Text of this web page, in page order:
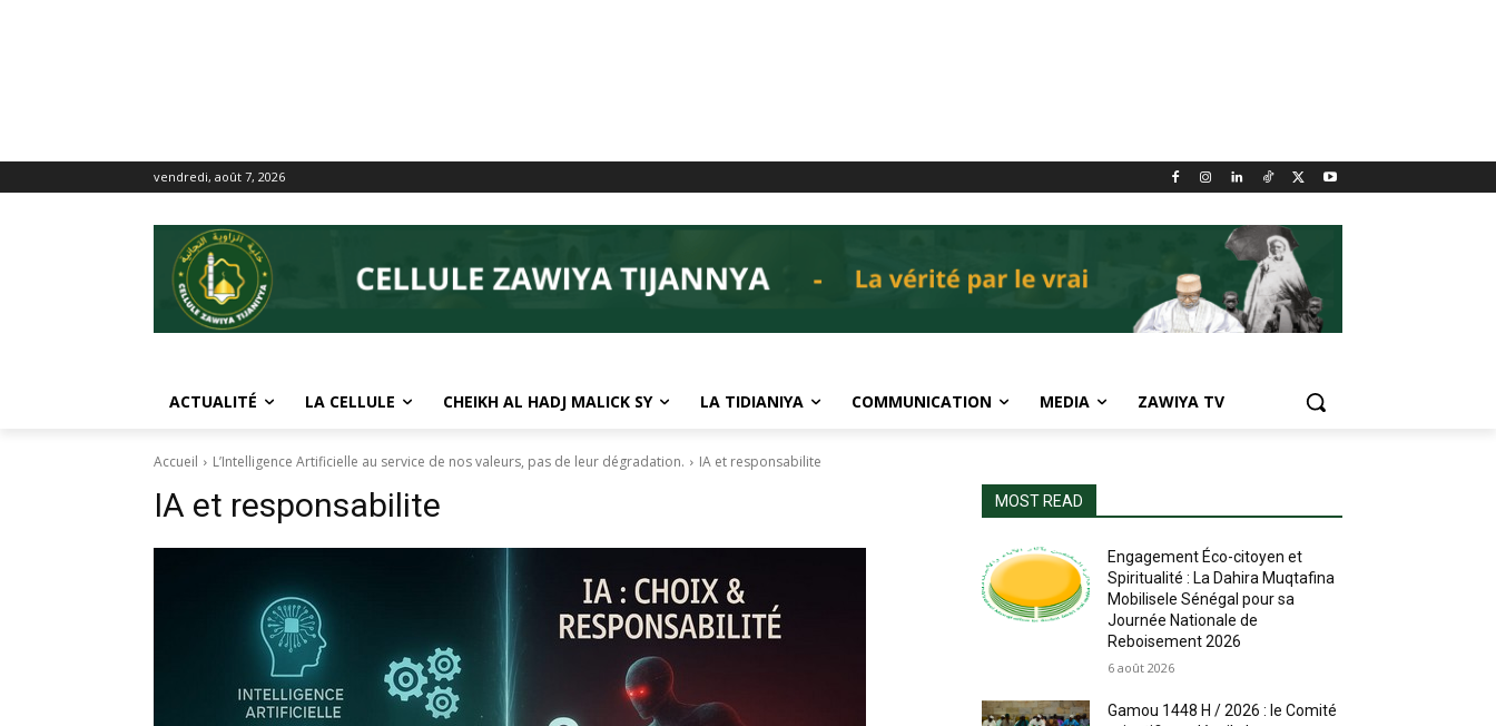
vendredi, août 7, 2026
ACTUALITÉ LA CELLULE CHEIKH AL HADJ MALICK SY LA TIDIANIYA COMMUNICATION MEDIA ZAWIYA TV
Accueil L’Intelligence Artificielle au service de nos valeurs, pas de leur dégradation. IA et responsabilite
IA et responsabilite MOST READ
Engagement Éco-citoyen et
Spiritualité : La Dahira Muqtafina
Mobilisele Sénégal pour sa
Journée Nationale de
Reboisement 2026
6 août 2026
Gamou 1448 H / 2026 : le Comité